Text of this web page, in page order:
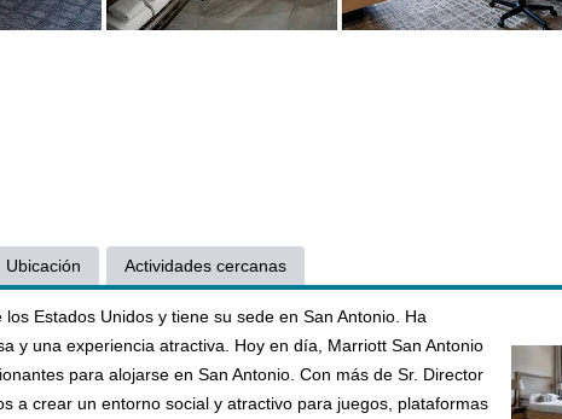
Ubicación Actividades cercanas
Estados Unidos y tiene su sede en San Antonio. Ha
y una experiencia atractiva. Hoy en día, Marriott San Antonio
para alojarse en San Antonio. Con más de Sr. Director
a crear un entorno social y atractivo para juegos, plataformas